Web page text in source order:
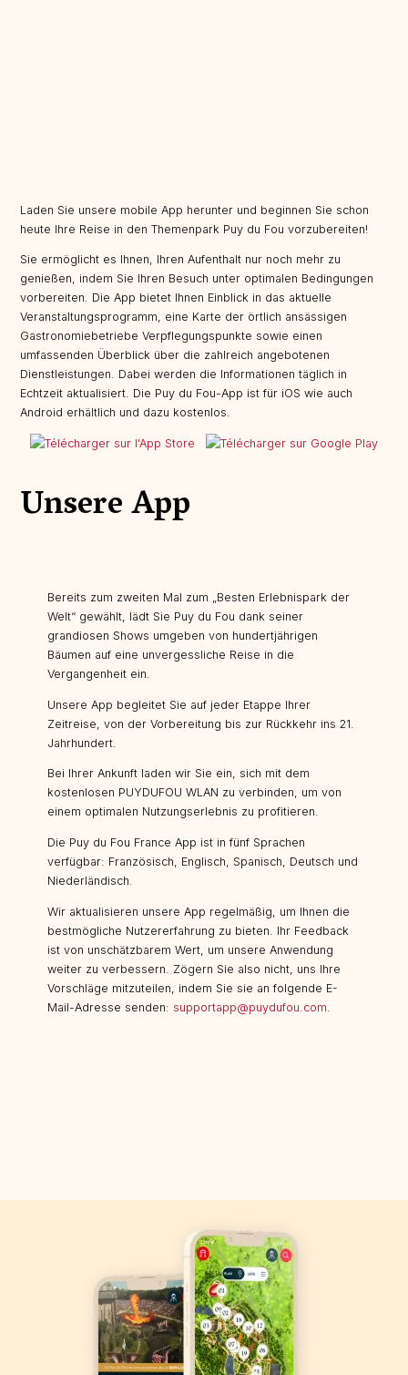
Laden Sie unsere mobile App herunter und beginnen Sie schon
heute Ihre Reise in den Themenpark Puy du Fou vorzubereiten!
Sie ermöglicht es Ihnen, Ihren Aufenthalt nur noch mehr zu
genießen, indem Sie Ihren Besuch unter optimalen Bedingungen
vorbereiten. Die App bietet Ihnen Einblick in das aktuelle
Veranstaltungsprogramm, eine Karte der örtlich ansässigen
Gastronomiebetriebe Verpflegungspunkte sowie einen
umfassenden Überblick über die zahlreich angebotenen
Dienstleistungen. Dabei werden die Informationen täglich in
Echtzeit aktualisiert. Die Puy du Fou-App ist für iOS wie auch
Android erhältlich und dazu kostenlos.
Unsere App
Bereits zum zweiten Mal zum „Besten Erlebnispark der
Welt“ gewählt, lädt Sie Puy du Fou dank seiner
grandiosen Shows umgeben von hundertjährigen
Bäumen auf eine unvergessliche Reise in die
Vergangenheit ein.
Unsere App begleitet Sie auf jeder Etappe Ihrer
Zeitreise, von der Vorbereitung bis zur Rückkehr ins 21.
Jahrhundert.
Bei Ihrer Ankunft laden wir Sie ein, sich mit dem
kostenlosen PUYDUFOU WLAN zu verbinden, um von
einem optimalen Nutzungserlebnis zu profitieren.
Die Puy du Fou France App ist in fünf Sprachen
verfügbar: Französisch, Englisch, Spanisch, Deutsch und
Niederländisch.
Wir aktualisieren unsere App regelmäßig, um Ihnen die
bestmögliche Nutzererfahrung zu bieten. Ihr Feedback
ist von unschätzbarem Wert, um unsere Anwendung
weiter zu verbessern. Zögern Sie also nicht, uns Ihre
Vorschläge mitzuteilen, indem Sie sie an folgende E-
Mail-Adresse senden: supportapp@puydufou.com